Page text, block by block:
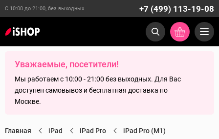
С 10:00 до 21:00, без выходных +7 (499) 113-19-08
Уважаемые, посетители!
Мы работаем с 10:00 - 21:00 без выходных. Для Вас
доступен самовывоз и бесплатная доставка по
Москве.
Главная iPad iPad Pro
iPad Pro (M1)